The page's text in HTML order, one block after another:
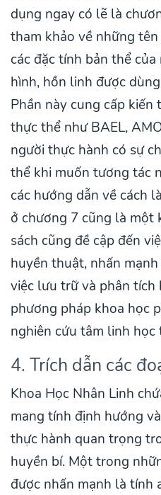
dụng ngay có lẽ là
tham khảo về những
các đặc tính bản thể
hình, hồn linh được
Phần này cung cấp kiến
thực thể như BAEL,
người thực hành có sự
thể khi muốn tương tác
các hướng dẫn về cách
ở chương 7 cũng là một
sách cũng đề cập đến
huyền thuật, nhấn
việc lưu trữ và phân tích
phương pháp khoa học
nghiên cứu tâm linh học
4. Trích dẫn các
Khoa Học Nhân Linh
mang tính định hướng
thực hành quan trọng
huyền bí. Một trong
được nhấn mạnh là tính